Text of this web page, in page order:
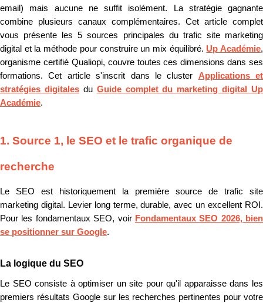
email) mais aucune ne suffit isolément. La stratégie gagnante
combine plusieurs canaux complémentaires. Cet article complet
vous présente les 5 sources principales du trafic site marketing
digital et la méthode pour construire un mix équilibré. Up Académie,
organisme certifié Qualiopi, couvre toutes ces dimensions dans ses
formations. Cet article s'inscrit dans le cluster Applications et
stratégies digitalesdu Guide complet du marketing digital Up
Académie.
1. Source 1, le SEO et le trafic organique de
recherche
Le SEO est historiquement la première source de trafic site
marketing digital. Levier long terme, durable, avec un excellent ROI.
Pour les fondamentaux SEO, voir Fondamentaux SEO 2026, bien
se positionner sur Google.
La logique du SEO
Le SEO consiste à optimiser un site pour qu'il apparaisse dans les
premiers résultats Google sur les recherches pertinentes pour votre